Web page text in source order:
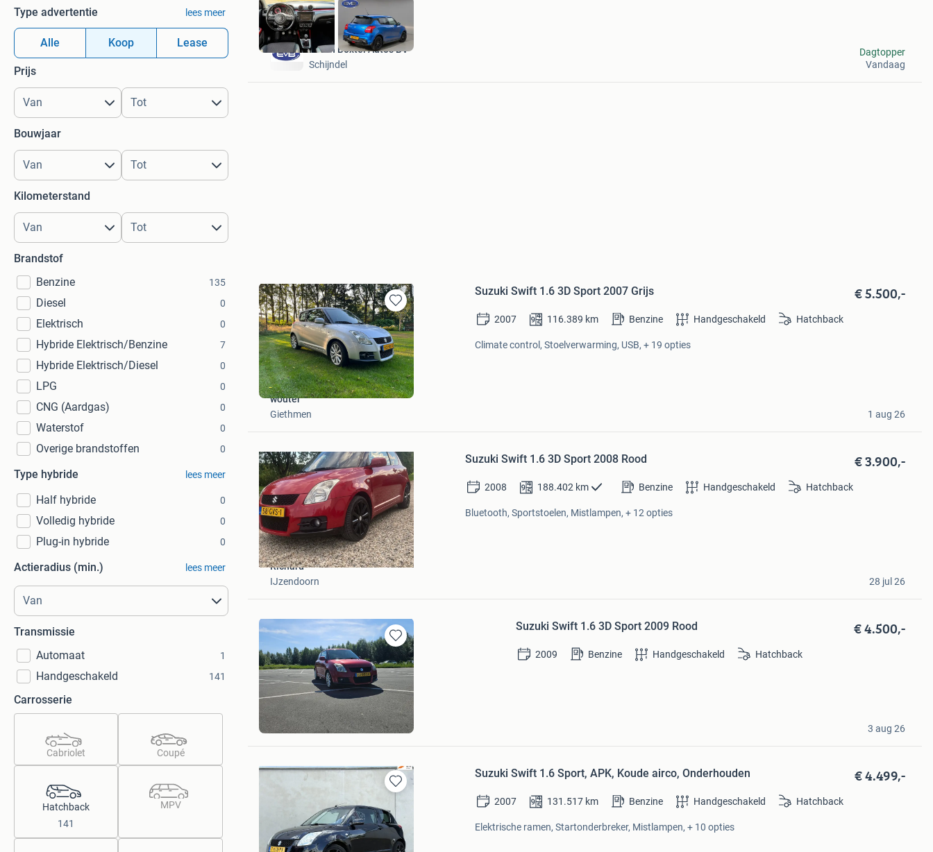
Type advertentie lees meer
Alle Koop Lease
Prijs
Bouwjaar
Kilometerstand
Brandstof
Benzine
135
Diesel 0
Elektrisch 0
Hybride Elektrisch/Benzine 7
Hybride Elektrisch/Diesel 0
LPG 0
CNG (Aardgas) 0
Waterstof 0
Overige brandstoffen 0
Type hybride lees meer
Half hybride 0
Volledig hybride 0
Plug-in hybride 0
Actieradius (min.) lees meer
Transmissie
Automaat
1
Handgeschakeld 141
Carrosserie
Cabriolet Coupé
Hatchback
141
MPV
E. van Boxtel Auto's BV
Schijndel
Dagtopper
Vandaag
Bewaren
in
Mijn
Favorieten
Suzuki Swift 1.6 3D Sport 2007 Grijs € 5.500,-
2007 116.389 km Benzine Handgeschakeld Hatchback
Climate control, Stoelverwarming, USB, + 19 opties
wouter
Giethmen
1 aug 26
Mijn
Favorieten
Suzuki Swift 1.6 3D Sport 2008 Rood € 3.900,-
2008 188.402 km Benzine Handgeschakeld Hatchback
Bluetooth, Sportstoelen, Mistlampen, + 12 opties
Richard
IJzendoorn
28 jul 26
Bewaren
in
Mijn
Favorieten
Suzuki Swift 1.6 3D Sport 2009 Rood € 4.500,-
2009 Benzine Handgeschakeld Hatchback
dversluis
Werkendam
3 aug 26
Bewaren
in
Mijn
Favorieten
Suzuki Swift 1.6 Sport, APK, Koude airco, Onderhouden € 4.499,-
2007 131.517 km Benzine Handgeschakeld Hatchback
Elektrische ramen, Startonderbreker, Mistlampen, + 10 opties